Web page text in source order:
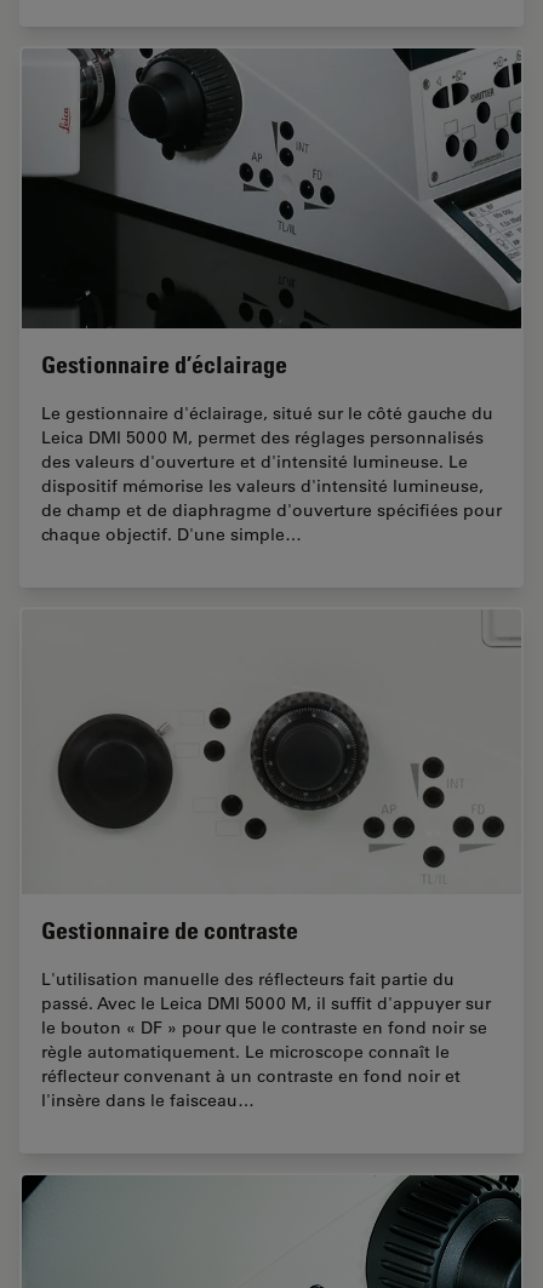
Gestionnaire d’éclairage
Le gestionnaire d'éclairage, situé sur le côté gauche du
Leica DMI 5000 M, permet des réglages personnalisés
des valeurs d'ouverture et d'intensité lumineuse. Le
dispositif mémorise les valeurs d'intensité lumineuse,
de champ et de diaphragme d'ouverture spécifiées pour
chaque objectif. D'une simple…
Gestionnaire de contraste
L'utilisation manuelle des réflecteurs fait partie du
passé. Avec le Leica DMI 5000 M, il suffit d'appuyer sur
le bouton « DF » pour que le contraste en fond noir se
règle automatiquement. Le microscope connaît le
réflecteur convenant à un contraste en fond noir et
l'insère dans le faisceau…